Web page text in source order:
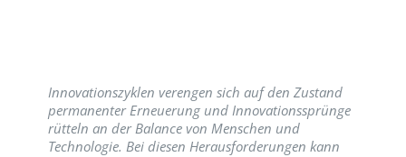
Innovationszyklen verengen sich auf den Zustand
permanenter Erneuerung und Innovationssprünge
rütteln an der Balance von Menschen und
Technologie. Bei diesen Herausforderungen kann